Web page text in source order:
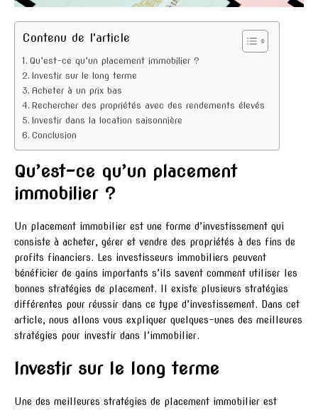
Contenu de l'article
Qu’est-ce qu’un placement immobilier ?
Investir sur le long terme
Acheter à un prix bas
Rechercher des propriétés avec des rendements élevés
Investir dans la location saisonnière
Conclusion
Qu’est-ce qu’un placement
immobilier ?
Un placement immobilier est une forme d’investissement qui
consiste à acheter, gérer et vendre des propriétés à des fins de
profits financiers. Les investisseurs immobiliers peuvent
bénéficier de gains importants s’ils savent comment utiliser les
bonnes stratégies de placement. Il existe plusieurs stratégies
différentes pour réussir dans ce type d’investissement. Dans cet
article, nous allons vous expliquer quelques-unes des meilleures
stratégies pour investir dans l’immobilier.
Investir sur le long terme
Une des meilleures stratégies de placement immobilier est